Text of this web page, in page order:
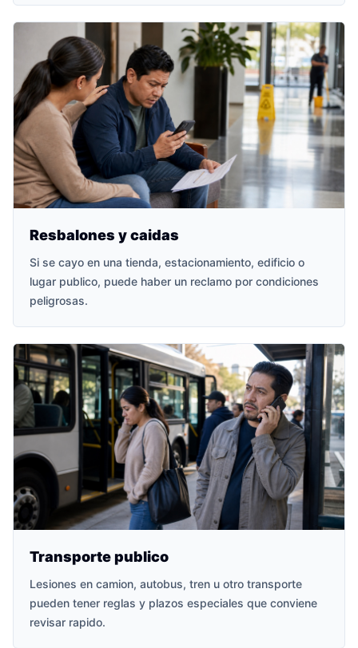
Resbalones y caidas
Si se cayo en una tienda, estacionamiento, edificio o
lugar publico, puede haber un reclamo por condiciones
peligrosas.
Transporte publico
Lesiones en camion, autobus, tren u otro transporte
pueden tener reglas y plazos especiales que conviene
revisar rapido.